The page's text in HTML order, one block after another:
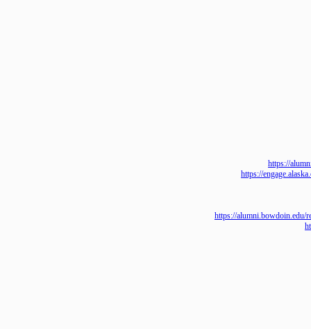
https://
https://
https://